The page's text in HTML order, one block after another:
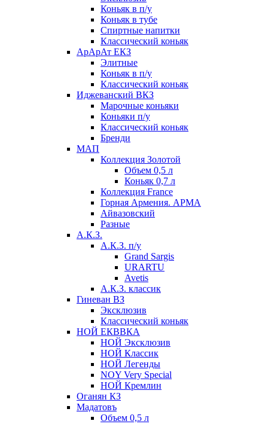
Коньяк в п/у
Коньяк в тубе
Спиртные напитки
Классический коньяк
АрАрАт ЕКЗ
Элитные
Коньяк в п/у
Классический коньяк
Иджеванский ВКЗ
Марочные коньяки
Коньяки п/у
Классический коньяк
Бренди
МАП
Коллекция Золотой
Объем 0,5 л
Коньяк 0,7 л
Коллекция France
Горная Армения. АРМА
Айвазовский
Разные
А.К.З.
А.К.З. п/у
Grand Sargis
URARTU
Avetis
А.К.З. классик
Гиневан ВЗ
Эксклюзив
Классический коньяк
НОЙ ЕКВВКА
НОЙ Эксклюзив
НОЙ Классик
НОЙ Легенды
NOY Very Speсial
НОЙ Кремлин
Оганян КЗ
Мадатовъ
Объем 0,5 л